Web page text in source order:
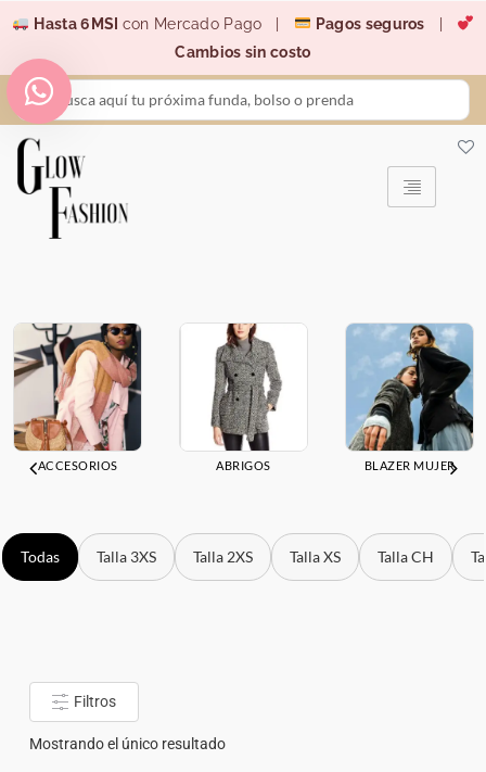
contenido
Hasta 6MSI con Mercado Pago | Pagos seguros
Cambios sin costo
Search
...
ACCESORIOS ABRIGOS BLAZER MUJER
Todas Talla 3XS Talla 2XS Talla XS Talla CH
Filtros
Mostrando el único resultado